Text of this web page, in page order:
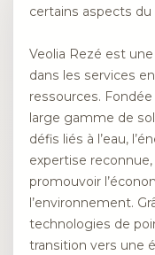
certains aspects du
Veolia Rezé est
dans les services
ressources.
large gamme de
défis liés à l’eau,
expertise reconnue,
promouvoir
l’environnement.
technologies de
transition vers une